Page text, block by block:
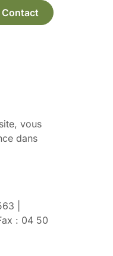
Contact
vous
dans
|
: 04 50